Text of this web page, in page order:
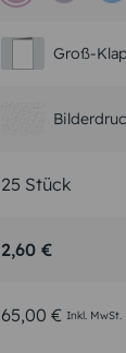
Groß-
2,60 €
65,00 € Inkl. MwSt.